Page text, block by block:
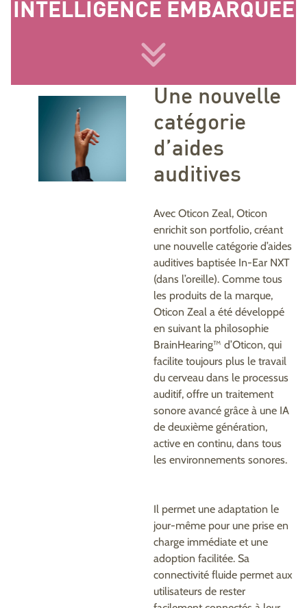
INTELLIGENCE EMBARQUÉE
Une nouvelle
catégorie
d’aides
auditives
Avec Oticon Zeal, Oticon
enrichit son portfolio, créant
une nouvelle catégorie d’aides
auditives baptisée In-Ear NXT
(dans l’oreille). Comme tous
les produits de la marque,
Oticon Zeal a été développé
en suivant la philosophie
BrainHearing™ d’Oticon, qui
facilite toujours plus le travail
du cerveau dans le processus
auditif, offre un traitement
sonore avancé grâce à une IA
de deuxième génération,
active en continu, dans tous
les environnements sonores.
Il permet une adaptation le
jour-même pour une prise en
charge immédiate et une
adoption facilitée. Sa
connectivité fluide permet aux
utilisateurs de rester